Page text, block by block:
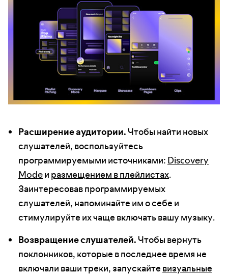
Расширение аудитории.Чтобы найти новых
слушателей, воспользуйтесь
программируемыми источниками: Discovery
Modeи размещением в плейлистах.
Заинтересовав программируемых
слушателей, напоминайте им о себе и
стимулируйте их чаще включать вашу музыку.
Возвращение слушателей.Чтобы вернуть
поклонников, которые в последнее время не
включали ваши треки, запускайте визуальные